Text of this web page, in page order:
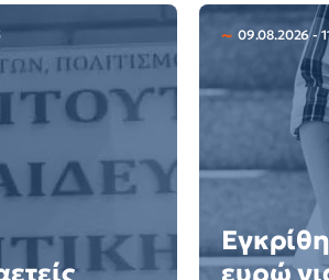
09.08.2026 -
ευρώ